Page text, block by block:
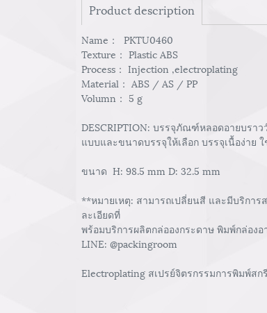
Product description
Name： PKTU0460
Texture： Plastic ABS
Process： Injection ,electroplating
Material： ABS / AS / PP
Volumn： 5 g
DESCRIPTION: บรรจุภัณฑ์หลอดอายบรา
แบบและขนาดบรรจุให้เลือก บรรจุเนื้อง่าย
ขนาด H: 98.5 mm D: 32.5 mm
**หมายเหตุ: สามารถเปลี่ยนสี และมีบริการ
ละเอียดที่
พร้อมบริการผลิตกล่อองกระดาษ พิมพ์กล่องอ
LINE: @packingroom
Electroplating สเปรย์จิตรกรรมการพิมพ์ส